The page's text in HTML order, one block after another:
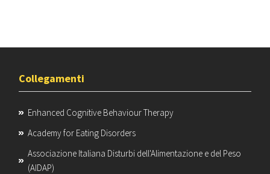
Collegamenti
Enhanced Cognitive Behaviour Therapy
Academy for Eating Disorders
Associazione Italiana Disturbi dell'Alimentazione e del Peso
(AIDAP)